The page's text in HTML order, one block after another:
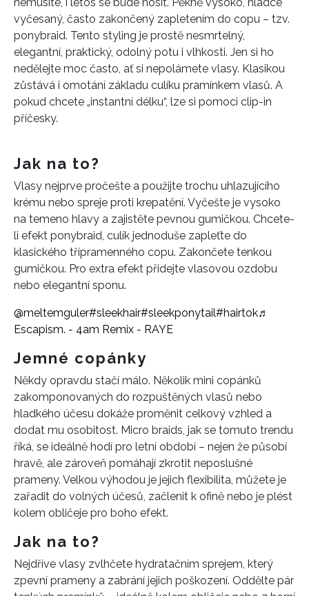
vyčesaný, často zakončený zapletením do copu – tzv.
ponybraid. Tento styling je prostě nesmrtelný,
elegantní, praktický, odolný potu i vlhkosti. Jen si ho
nedělejte moc často, ať si nepolámete vlasy. Klasikou
zůstává i omotání základu culíku pramínkem vlasů. A
pokud chcete „instantní délku“, lze si pomoci clip-in
příčesky.
Jak na to?
Vlasy nejprve pročešte a použijte trochu uhlazujícího
krému nebo spreje proti krepatění. Vyčešte je vysoko
na temeno hlavy a zajistěte pevnou gumičkou. Chcete-
li efekt ponybraid, culík jednoduše zapleťte do
klasického třípramenného copu. Zakončete tenkou
gumičkou. Pro extra efekt přidejte vlasovou ozdobu
nebo elegantní sponu.
@meltemguler#sleekhair#sleekponytail#hairtok♬
Escapism. - 4am Remix - RAYE
Jemné copánky
Někdy opravdu stačí málo. Několik mini copánků
zakomponovaných do rozpuštěných vlasů nebo
hladkého účesu dokáže proměnit celkový vzhled a
dodat mu osobitost. Micro braids, jak se tomuto trendu
říká, se ideálně hodí pro letní období – nejen že působí
hravě, ale zároveň pomáhají zkrotit neposlušné
prameny. Velkou výhodou je jejich flexibilita, můžete je
zařadit do volných účesů, začlenit k ofině nebo je plést
kolem obličeje pro boho efekt.
Jak na to?
Nejdříve vlasy zvlhčete hydratačním sprejem, který
zpevní prameny a zabrání jejich poškození. Oddělte pár